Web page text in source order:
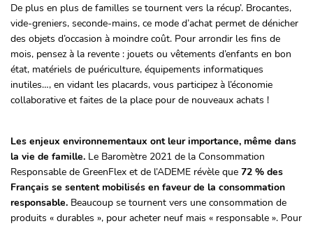
De plus en plus de familles se tournent vers la récup’. Brocantes,
vide-greniers, seconde-mains, ce mode d’achat permet de dénicher
des objets d’occasion à moindre coût. Pour arrondir les fins de
mois, pensez à la revente : jouets ou vêtements d’enfants en bon
état, matériels de puériculture, équipements informatiques
inutiles…, en vidant les placards, vous participez à l’économie
collaborative et faites de la place pour de nouveaux achats !
Les enjeux environnementaux ont leur importance, même dans
la vie de famille. Le Baromètre 2021 de la Consommation
Responsable de GreenFlex et de l’ADEME révèle que 72 % des
Français se sentent mobilisés en faveur de la consommation
responsable. Beaucoup se tournent vers une consommation de
produits « durables », pour acheter neuf mais « responsable ». Pour